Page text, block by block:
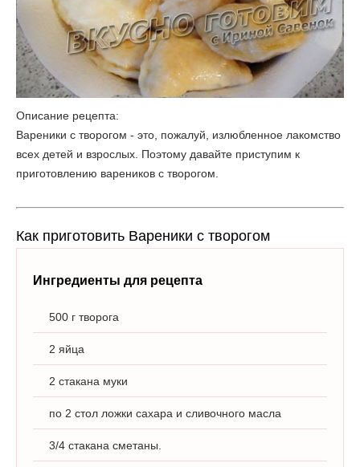
Описание рецепта:
Вареники с творогом - это, пожалуй, излюбленное лакомство
всех детей и взрослых. Поэтому давайте приступим к
приготовлению вареников с творогом.
Как приготовить Вареники с творогом
Ингредиенты для рецепта
500 г творога
2 яйца
2 стакана муки
по 2 стол ложки сахара и сливочного масла
3/4 стакана сметаны.